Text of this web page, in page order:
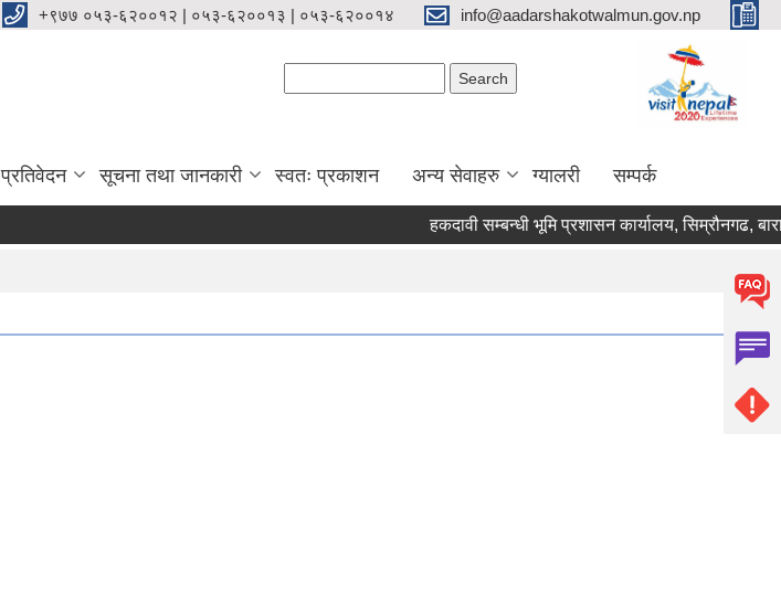
+९७७ ०५३-६२००१२ | ०५३-६२००१३ | ०५३-६२००१४ info@aadarshakotwalmun.gov.np
प्रतिवेदन सूचना तथा जानकारी स्वतः प्रकाशन अन्य सेवाहरु ग्यालरी सम्पर्क
हकदावी सम्बन्धी भूमि प्रशासन कार्यालय, सिम्रौनगढ,